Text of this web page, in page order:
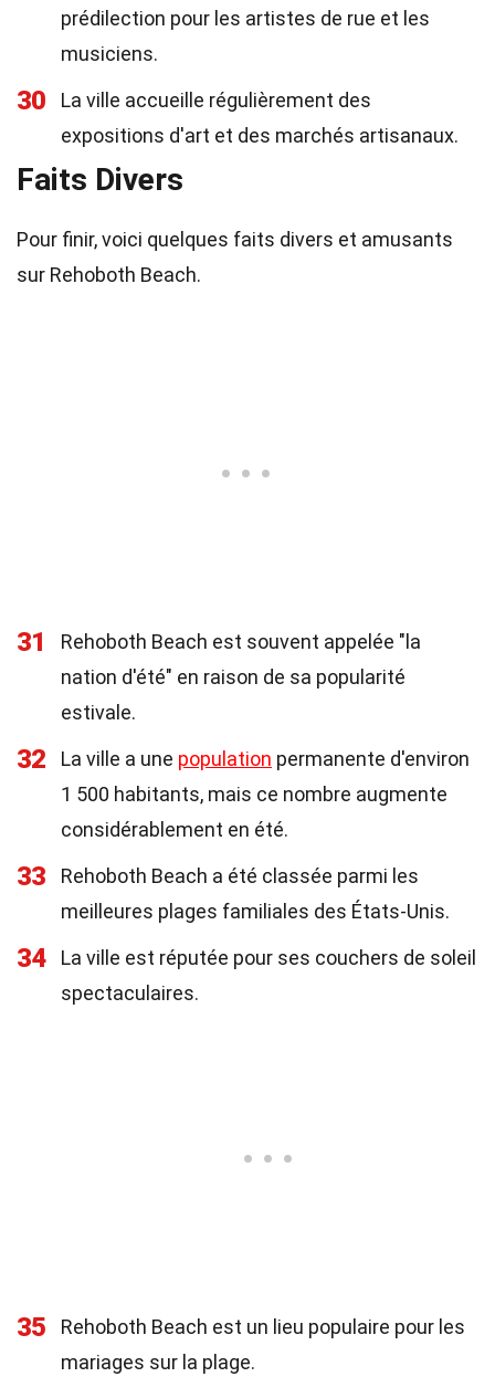
prédilection pour les artistes de rue et les
musiciens.
30
La ville accueille régulièrement des
expositions d'art et des marchés artisanaux.
Faits Divers
Pour finir, voici quelques faits divers et amusants
sur Rehoboth Beach.
31
Rehoboth Beach est souvent appelée "la
nation d'été" en raison de sa popularité
estivale.
32 La ville a une population permanente d'environ
1 500 habitants, mais ce nombre augmente
considérablement en été.
33
Rehoboth Beach a été classée parmi les
meilleures plages familiales des États-Unis.
34
La ville est réputée pour ses couchers de soleil
spectaculaires.
35
Rehoboth Beach est un lieu populaire pour les
mariages sur la plage.